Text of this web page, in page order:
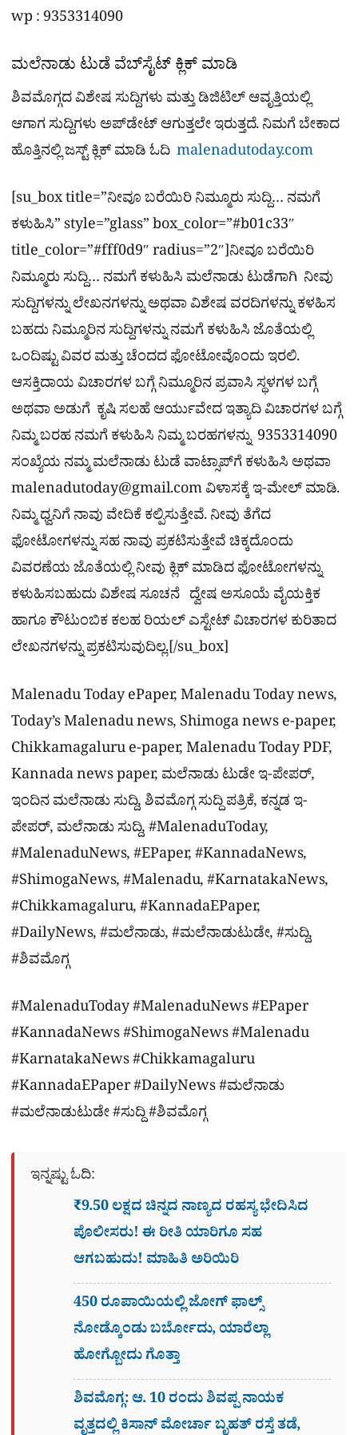
wp : 9353314090
ಮಲೆನಾಡು ಟುಡೆ ವೆಬ್​ಸೈಟ್​ ಕ್ಲಿಕ್ ಮಾಡಿ
ಶಿವಮೊಗ್ಗದ ವಿಶೇಷ ಸುದ್ದಿಗಳು ಮತ್ತು ಡಿಜಿಟಿಲ್​ ಆವೃತ್ತಿಯಲ್ಲಿ
ಆಗಾಗ ಸುದ್ದಿಗಳು ಅಪ್​ಡೇಟ್ ಆಗುತ್ತಲೇ ಇರುತ್ತದೆ. ನಿಮಗೆ ಬೇಕಾದ
ಹೊತ್ತಿನಲ್ಲಿ ಜಸ್ಟ್ ಕ್ಲಿಕ್ ಮಾಡಿ ಓದಿ malenadutoday.com
[su_box title=”ನೀವೂ ಬರೆಯಿರಿ ನಿಮ್ಮೂರು ಸುದ್ದಿ… ನಮಗೆ
ಕಳುಹಿಸಿ” style=”glass” box_color=”#b01c33″
title_color=”#fff0d9″ radius=”2″]ನೀವೂ ಬರೆಯಿರಿ
ನಿಮ್ಮೂರು ಸುದ್ದಿ… ನಮಗೆ ಕಳುಹಿಸಿ ಮಲೆನಾಡು ಟುಡೆಗಾಗಿ ನೀವು
ಸುದ್ದಿಗಳನ್ನು ಲೇಖನಗಳನ್ನು ಅಥವಾ ವಿಶೇಷ ವರದಿಗಳನ್ನು ಕಳಹಿಸ
ಬಹದು ನಿಮ್ಮೂರಿನ ಸುದ್ದಿಗಳನ್ನು ನಮಗೆ ಕಳುಹಿಸಿ ಜೊತೆಯಲ್ಲಿ
ಒಂದಿಷ್ಟು ವಿವರ ಮತ್ತು ಚೆಂದದ ಫೋಟೋವೊಂದು ಇರಲಿ.
ಆಸಕ್ತಿದಾಯ ವಿಚಾರಗಳ ಬಗ್ಗೆ ನಿಮ್ಮೂರಿನ ಪ್ರವಾಸಿ ಸ್ಥಳಗಳ ಬಗ್ಗೆ
ಅಥವಾ ಅಡುಗೆ ಕೃಷಿ ಸಲಹೆ ಆರ್ಯುವೇದ ಇತ್ಯಾದಿ ವಿಚಾರಗಳ ಬಗ್ಗೆ
ನಿಮ್ಮ ಬರಹ ನಮಗೆ ಕಳುಹಿಸಿ ನಿಮ್ಮ ಬರಹಗಳನ್ನು 9353314090
ಸಂಖ್ಯೆಯ ನಮ್ಮ ಮಲೆನಾಡು ಟುಡೆ ವಾಟ್ಸಾಪ್‌ಗೆ ಕಳುಹಿಸಿ ಅಥವಾ
malenadutoday@gmail.comವಿಳಾಸಕ್ಕೆ ಇ-ಮೇಲ್ ಮಾಡಿ.
ನಿಮ್ಮ ಧ್ವನಿಗೆ ನಾವು ವೇದಿಕೆ ಕಲ್ಪಿಸುತ್ತೇವೆ. ನೀವು ತೆಗೆದ
ಫೋಟೋಗಳನ್ನು ಸಹ ನಾವು ಪ್ರಕಟಿಸುತ್ತೇವೆ ಚಿಕ್ಕದೊಂದು
ವಿವರಣೆಯ ಜೊತೆಯಲ್ಲಿ ನೀವು ಕ್ಲಿಕ್ ಮಾಡಿದ ಫೋಟೋಗಳನ್ನು
ಕಳುಹಿಸಬಹುದು ವಿಶೇಷ ಸೂಚನೆ ದ್ವೇಷ ಅಸೂಯೆ ವೈಯಕ್ತಿಕ
ಹಾಗೂ ಕೌಟುಂಬಿಕ ಕಲಹ ರಿಯಲ್​ ಎಸ್ಟೇಟ್​ ವಿಚಾರಗಳ ಕುರಿತಾದ
ಲೇಖನಗಳನ್ನು ಪ್ರಕಟಿಸುವುದಿಲ್ಲ.[/su_box]
Malenadu Today ePaper, Malenadu Today news,
Today’s Malenadu news, Shimoga news e-paper,
Chikkamagaluru e-paper, Malenadu Today PDF,
Kannada news paper, ಮಲೆನಾಡು ಟುಡೇ ಇ-ಪೇಪರ್,
ಇಂದಿನ ಮಲೆನಾಡು ಸುದ್ದಿ, ಶಿವಮೊಗ್ಗ ಸುದ್ದಿ ಪತ್ರಿಕೆ, ಕನ್ನಡ ಇ-
ಪೇಪರ್, ಮಲೆನಾಡು ಸುದ್ದಿ, #MalenaduToday,
#MalenaduNews, #EPaper, #KannadaNews,
#ShimogaNews, #Malenadu, #KarnatakaNews,
#Chikkamagaluru, #KannadaEPaper,
#DailyNews, #ಮಲೆನಾಡು, #ಮಲೆನಾಡುಟುಡೇ, #ಸುದ್ದಿ,
#ಶಿವಮೊಗ್ಗ
#MalenaduToday #MalenaduNews #EPaper
#KannadaNews #ShimogaNews #Malenadu
#KarnatakaNews #Chikkamagaluru
#KannadaEPaper #DailyNews #ಮಲೆನಾಡು
#ಮಲೆನಾಡುಟುಡೇ #ಸುದ್ದಿ #ಶಿವಮೊಗ್ಗ
ಇನ್ನಷ್ಟು ಓದಿ:
₹9.50 ಲಕ್ಷದ ಚಿನ್ನದ ನಾಣ್ಯದ ರಹಸ್ಯ ಭೇದಿಸಿದ
ಪೊಲೀಸರು! ಈ ರೀತಿ ಯಾರಿಗೂ ಸಹ
ಆಗಬಹುದು! ಮಾಹಿತಿ ಅರಿಯಿರಿ
450 ರೂಪಾಯಿಯಲ್ಲಿ ಜೋಗ್​ ಫಾಲ್ಸ್​
ನೋಡ್ಕೊಂಡು ಬರ್ಬೋದು, ಯಾರೆಲ್ಲಾ
ಹೋಗ್ಬೋದು ಗೊತ್ತಾ
ಶಿವಮೊಗ್ಗ: ಆ. 10 ರಂದು ಶಿವಪ್ಪ ನಾಯಕ
ವೃತ್ತದಲ್ಲಿ ಕಿಸಾನ್ ಮೋರ್ಚಾ ಬೃಹತ್ ರಸ್ತೆ ತಡೆ,